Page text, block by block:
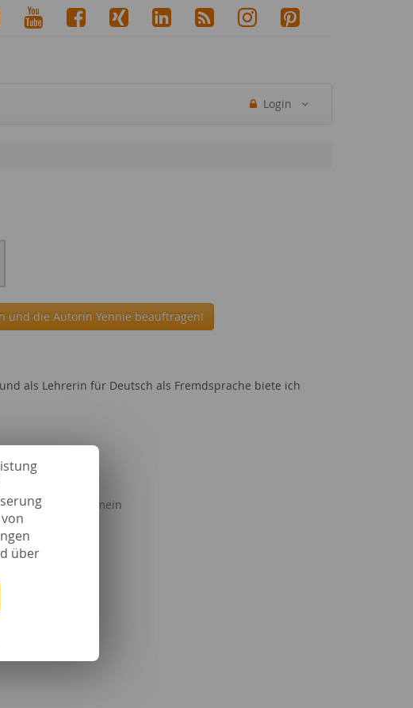
über
Login
und die Autorin Yennie beauftragen!
als Lehrerin für Deutsch als Fremdsprache biete ich
Filme & Serien
Ernährung allgemein
Musik